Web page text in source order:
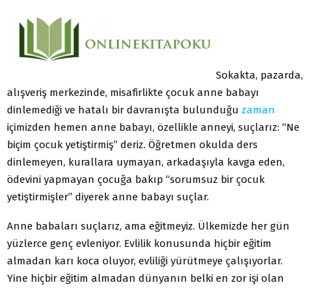
Sokakta, pazarda,
alışveriş merkezinde, misafirlikte çocuk anne babayı
dinlemediği ve hatalı bir davranışta bulunduğu zaman
içimizden hemen anne babayı, özellikle anneyi, suçlarız: “Ne
biçim çocuk yetiştirmiş” deriz. Öğretmen okulda ders
dinlemeyen, kurallara uymayan, arkadaşıyla kavga eden,
ödevini yapmayan çocuğa bakıp “sorumsuz bir çocuk
yetiştirmişler” diyerek anne babayı suçlar.
Anne babaları suçlarız, ama eğitmeyiz. Ülkemizde her gün
yüzlerce genç evleniyor. Evlilik konusunda hiçbir eğitim
almadan karı koca oluyor, evliliği yürütmeye çalışıyorlar.
Yine hiçbir eğitim almadan dünyanın belki en zor işi olan